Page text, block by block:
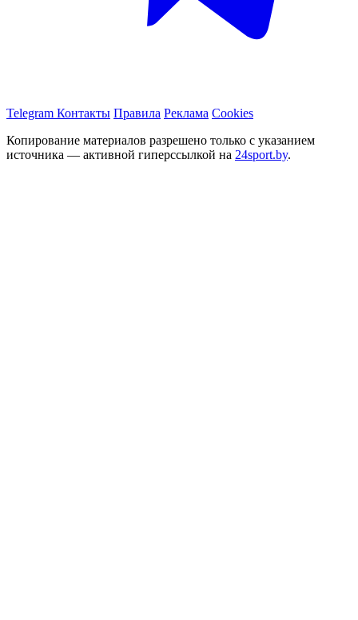
Telegram Контакты Правила Реклама Cookies
Копирование материалов разрешено только с указанием
источника — активной гиперссылкой на 24sport.by.